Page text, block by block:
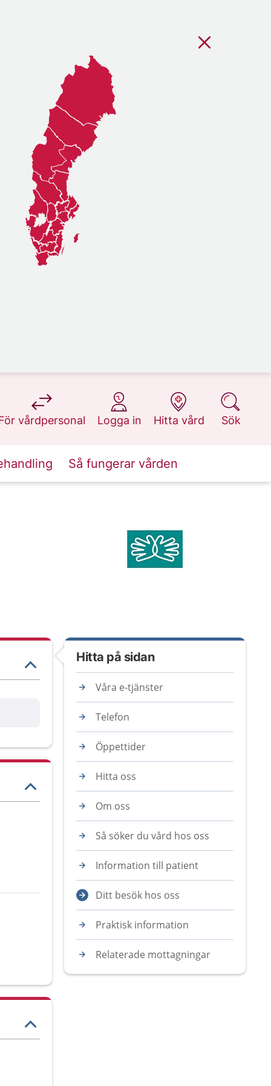
vårdpersonal
på 1177.se
Logga in
på 1177.se
Hitta vård
på 1177.se
Sök
på 1177.se
Så fungerar vården
Hitta på sidan
Våra e-tjänster
Telefon
Öppettider
Hitta oss
Om oss
Så söker du vård hos oss
Information till patient
Ditt besök hos oss
Praktisk information
Relaterade mottagningar